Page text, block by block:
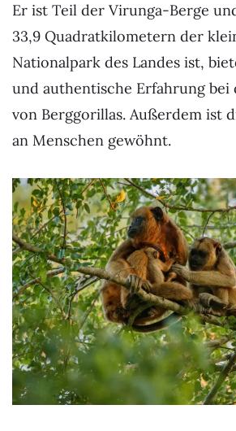
Er ist Teil der Virunga-Berge
33,9 Quadratkilometern der
Nationalpark des Landes ist,
und authentische Erfahrung bei
von Berggorillas. Außerdem ist
an Menschen gewöhnt.